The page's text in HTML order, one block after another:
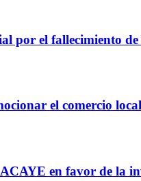
por el fallecimiento
el comercio
en favor de la